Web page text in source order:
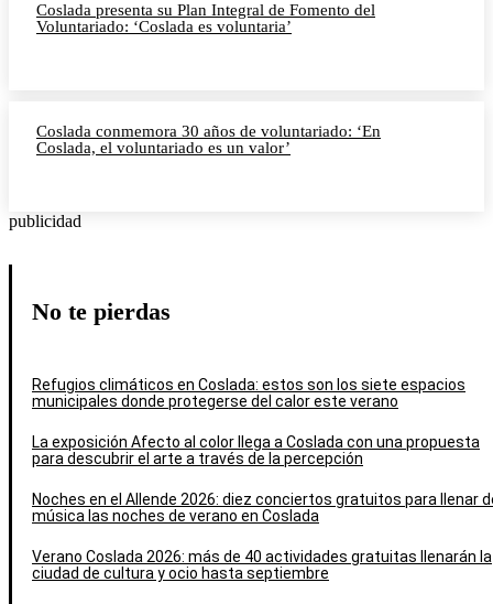
Coslada presenta su Plan Integral de Fomento del
Voluntariado: ‘Coslada es voluntaria’
Coslada conmemora 30 años de voluntariado: ‘En
Coslada, el voluntariado es un valor’
publicidad
No te pierdas
Refugios climáticos en Coslada: estos son los siete espacios
municipales donde protegerse del calor este verano
La exposición Afecto al color llega a Coslada con una propuesta
para descubrir el arte a través de la percepción
Noches en el Allende 2026: diez conciertos gratuitos para llenar
música las noches de verano en Coslada
Verano Coslada 2026: más de 40 actividades gratuitas llenarán la
ciudad de cultura y ocio hasta septiembre